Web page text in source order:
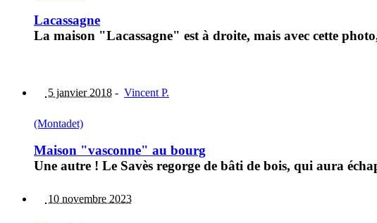
Lacassagne
La maison "Lacassagne" est à droite, mais avec cette
5 janvier 2018 - Vincent P.
(Montadet)
Maison "vasconne" au bourg
Une autre ! Le Savès regorge de bâti de bois, qui aura
10 novembre 2023